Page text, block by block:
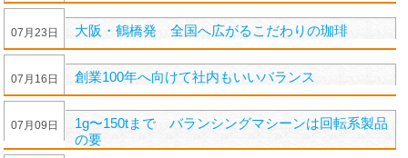
07 月 23 日 大阪・鶴橋発 全国へ広がるこだわりの珈琲
07 月 16 日 創業100年へ向けて社内もいいバランス
07 月 09 日
1g〜150tまで バランシングマシーンは回転系製品
の要